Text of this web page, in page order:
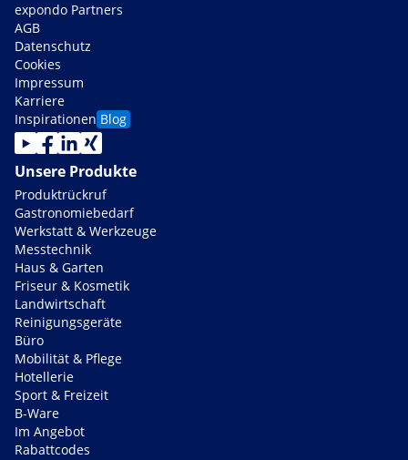
expondo Partners
AGB
Datenschutz
Cookies
Impressum
Karriere
Inspirationen Blog
Unsere Produkte
Produktrückruf
Gastronomiebedarf
Werkstatt & Werkzeuge
Messtechnik
Haus & Garten
Friseur & Kosmetik
Landwirtschaft
Reinigungsgeräte
Büro
Mobilität & Pflege
Hotellerie
Sport & Freizeit
B-Ware
Im Angebot
Rabattcodes